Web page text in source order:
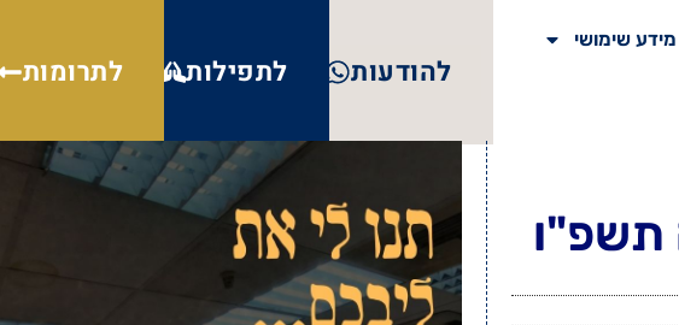
מידע שימושי
להודעות לתפילות לתרומות
תשפ"ו